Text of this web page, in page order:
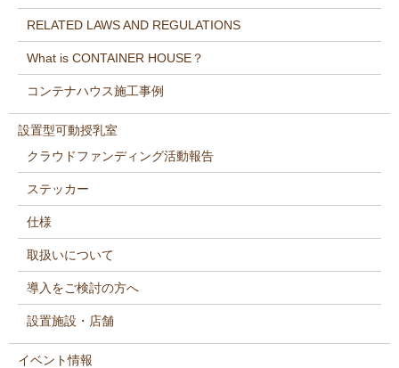
RELATED LAWS AND REGULATIONS
What is CONTAINER HOUSE？
コンテナハウス施工事例
設置型可動授乳室
クラウドファンディング活動報告
ステッカー
仕様
取扱いについて
導入をご検討の方へ
設置施設・店舗
イベント情報